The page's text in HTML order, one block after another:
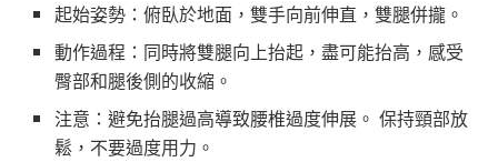
起始姿勢：俯臥於地面，雙手向前伸直，雙腿併攏。
動作過程：同時將雙腿向上抬起，盡可能抬高，感受
臀部和腿後側的收縮。
注意：避免抬腿過高導致腰椎過度伸展。 保持頸部放
鬆，不要過度用力。